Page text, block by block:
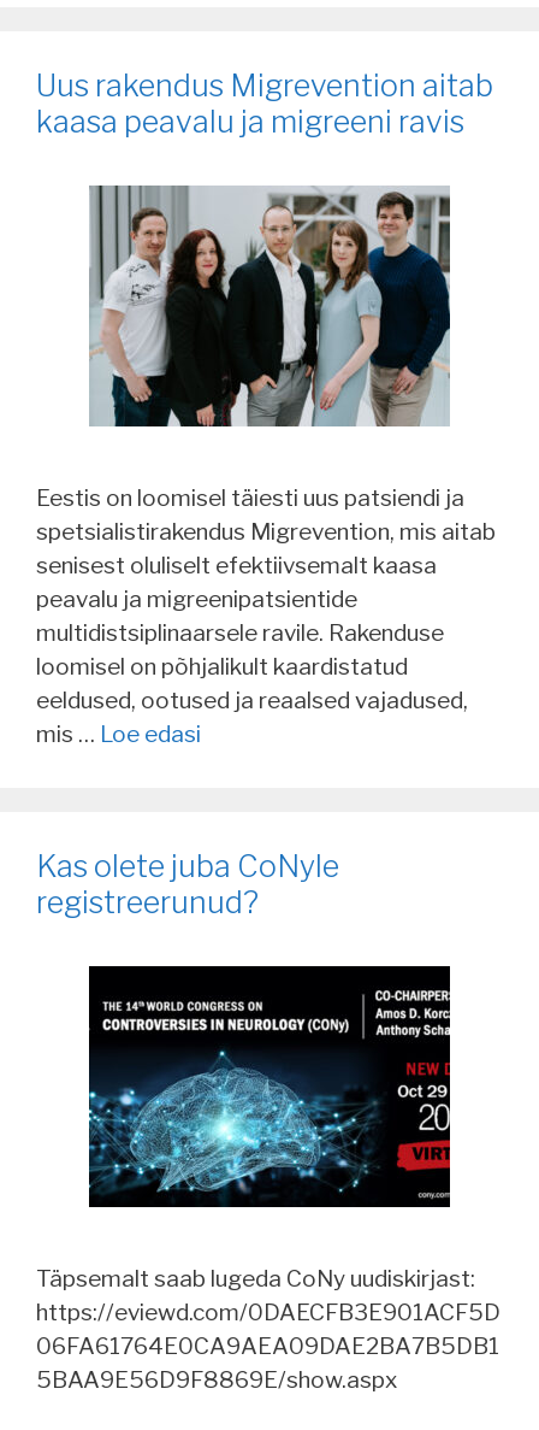
Uus rakendus Migrevention aitab
kaasa peavalu ja migreeni ravis
Eestis on loomisel täiesti uus patsiendi ja
spetsialistirakendus Migrevention, mis aitab
senisest oluliselt efektiivsemalt kaasa
peavalu ja migreenipatsientide
multidistsiplinaarsele ravile. Rakenduse
loomisel on põhjalikult kaardistatud
eeldused, ootused ja reaalsed vajadused,
mis … Loe edasi
Kas olete juba CoNyle
registreerunud?
Täpsemalt saab lugeda CoNy uudiskirjast:
https://eviewd.com/0DAECFB3E901ACF5D
06FA61764E0CA9AEA09DAE2BA7B5DB1
5BAA9E56D9F8869E/show.aspx